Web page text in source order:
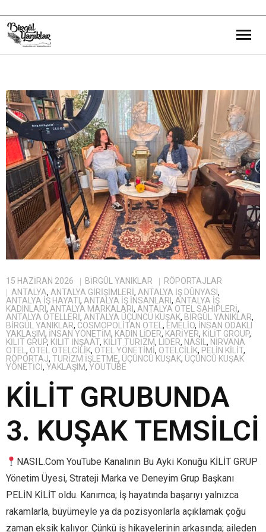
Eğitim Yazılarım
Gezi ve Kültür Yazılarım
Röportajlarım
Destek Olduğum Projeler
Yürüttüğüm Projeler
15 HAZIRAN 2026 BIRGÜL YANIKLAR
RÖPORTAJLAR
ANTALYA, ANTALYA GIRIŞIMLERI, ANTALYA IŞ DÜNYASI ,
ANTALYA IŞ HAYATI , ANTALYA IŞ INSANLARI , ANTALYA IŞ
KADINLARI , ANTALYA MARKALARI , ANTALYA OTEL SAHIPLERI,
ANTALYA OTELLERI, ANTALYA ÜÇÜNCÜ KUŞAK, BİRGÜL YANIKLAR,
BIRGÜL YANIKLAR, COSMOPOLITAN OTEL, EMELIO, INSAN ODAKLI
YAKLAŞIM, INSAN YÖNETIM, KADIN LIDER, KARIYER, KILIT GROUP,
KILIT GRUP, KILIT INŞAAT, KILIT TURIZM, LIDER, NASIL, NIRVANA
OTEL, OTEL OTELCILIK, OTEL YÖNETIMI, OTELCILIK, PELIN KILIT,
RÖPORTAJ, TURIZM IŞLETME, ÜÇÜNCÜ KUŞAK, ÜÇÜNCÜ KUŞAK
YÖNETICI, YAKLAŞIM, YOUTUBE
KİLİT GRUBUNDA
3. KUŞAK TEMSİLCİ
NASIL.Com YouTube Kanalının Bu Ayki Konuğu KİLİT GRUP
Yönetim Üyesi, Strateji Marka ve Deneyim Grup Başkanı
PELİN KİLİT oldu. Kanımca; İş hayatında başarıyı yalnızca
rakamlarla, büyümeyle ya da pozisyonlarla açıklamak çoğu
zaman eksik kalıyor. Çünkü iş hikayelerinin arkasında; aileden